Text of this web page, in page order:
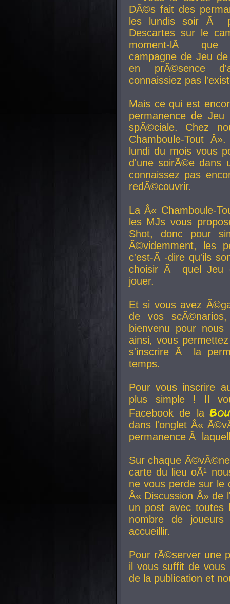
DÃ©s fait des
les lundis soir Ã
Descartes sur le
moment-lÃ que
campagne de Jeu
en prÃ©sence
connaissiez pas
Mais ce qui est
permanence de
spÃ©ciale. Chez
Chamboule-Tout
lundi du mois vous
d'une soirÃ©e dans
connaissez pas
redÃ©couvrir.
La Â« Chamboule-
les MJs vous
Shot, donc pour
Ã©videmment, les
c'est-Ã -dire qu'ils
choisir Ã quel Jeu
jouer.
Et si vous avez
de vos
bienvenu pour
ainsi, vous
s'inscrire Ã la
temps.
Pour vous inscrire
plus simple ! Il
Facebook de la
dans l'onglet Â«
permanence Ã
Sur chaque
carte du lieu oÃ¹
ne vous perde sur le
Â« Discussion Â» de
un post avec toutes
nombre de
accueillir.
Pour rÃ©server une
il vous suffit de vous
de la publication et